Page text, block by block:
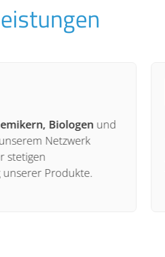
Biologen und
Netzwerk
stetigen
Produkte.